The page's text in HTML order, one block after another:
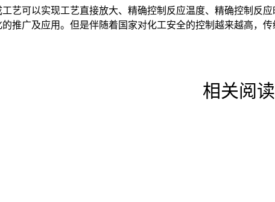
可以实现工艺直接放大、精确控制反应温度、精确控制反
推广及应用。但是伴随着国家对化工安全的控制越来越高，
相关阅读